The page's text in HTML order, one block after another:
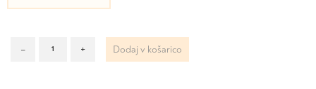
– + Dodaj v košarico